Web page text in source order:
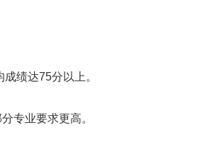
绩达75分以上。
专业要求更高。